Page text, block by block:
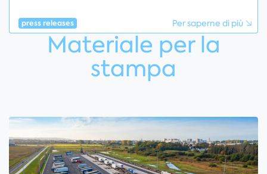
press releases Per saperne di più
Materiale per la
stampa